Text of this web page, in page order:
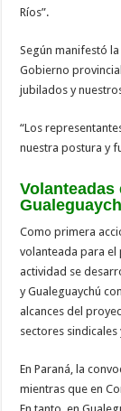
Ríos”.
Según manifestó
Gobierno
jubilados y
“Los
nuestra postura y
Volanteadas
Como primera
volanteada para el
actividad se
y Gualeguaychú
alcances del
sectores
En Paraná, la
mientras que en